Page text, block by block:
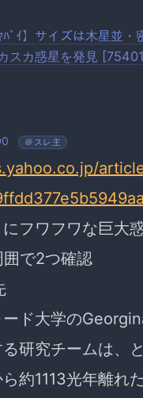
ﾞｲ】サイズは木星並・
スカ惑星を発見
＠スレ主
フワフワな巨大
で2つ確認
ード大学の
研究チームは、
約1113光年離れ